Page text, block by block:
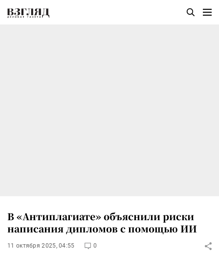
В «Антиплагиате» объяснили риски
написания дипломов с помощью ИИ
11 октября 2025, 04:55 0